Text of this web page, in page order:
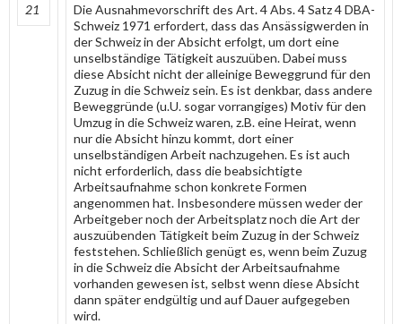
21
Die Ausnahmevorschrift des Art. 4 Abs. 4 Satz 4 DBA-
Schweiz 1971 erfordert, dass das Ansässigwerden in
der Schweiz in der Absicht erfolgt, um dort eine
unselbständige Tätigkeit auszuüben. Dabei muss
diese Absicht nicht der alleinige Beweggrund für den
Zuzug in die Schweiz sein. Es ist denkbar, dass andere
Beweggründe (u.U. sogar vorrangiges) Motiv für den
Umzug in die Schweiz waren, z.B. eine Heirat, wenn
nur die Absicht hinzu kommt, dort einer
unselbständigen Arbeit nachzugehen. Es ist auch
nicht erforderlich, dass die beabsichtigte
Arbeitsaufnahme schon konkrete Formen
angenommen hat. Insbesondere müssen weder der
Arbeitgeber noch der Arbeitsplatz noch die Art der
auszuübenden Tätigkeit beim Zuzug in der Schweiz
feststehen. Schließlich genügt es, wenn beim Zuzug
in die Schweiz die Absicht der Arbeitsaufnahme
vorhanden gewesen ist, selbst wenn diese Absicht
dann später endgültig und auf Dauer aufgegeben
wird.